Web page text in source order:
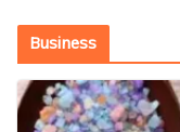
Business